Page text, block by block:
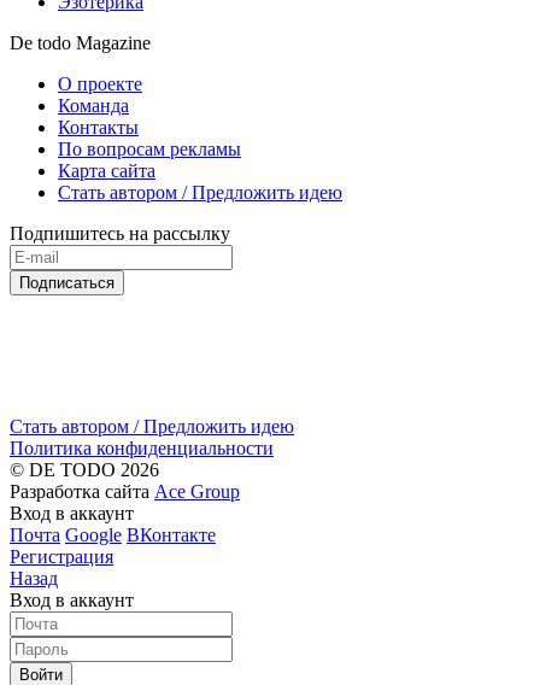
De todo Magazine
О проекте
Команда
Контакты
По вопросам рекламы
Карта сайта
Стать автором / Предложить идею
Подпишитесь на рассылку
Подписаться
Стать автором / Предложить идею
Политика конфиденциальности
© DE TODO 2026
Разработка сайта Ace Group
Вход в аккаунт
Почта Google ВКонтакте
Регистрация
Назад
Вход в аккаунт
Войти